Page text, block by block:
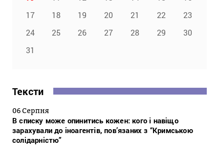
17
18 19 20 21 22
23
24
25 26 27 28 29
30
31
Тексти
06 Серпня
В списку може опинитись кожен: кого і навіщо
зарахували до іноагентів, пов’язаних з “Кримською
солідарністю”